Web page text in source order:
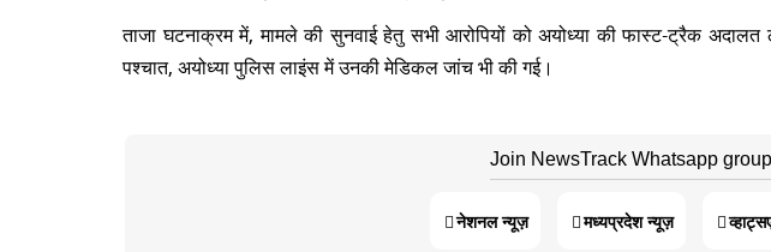
ताजा घटनाक्रम में, मामले की सुनवाई हेतु सभी आरोपियों को अयोध्या की फास्ट-ट्रैक
पश्चात, अयोध्या पुलिस लाइंस में उनकी मेडिकल जांच भी की गई।
Join NewsTrack Whatsapp group
नेशनल न्यूज़ मध्यप्रदेश न्यूज़